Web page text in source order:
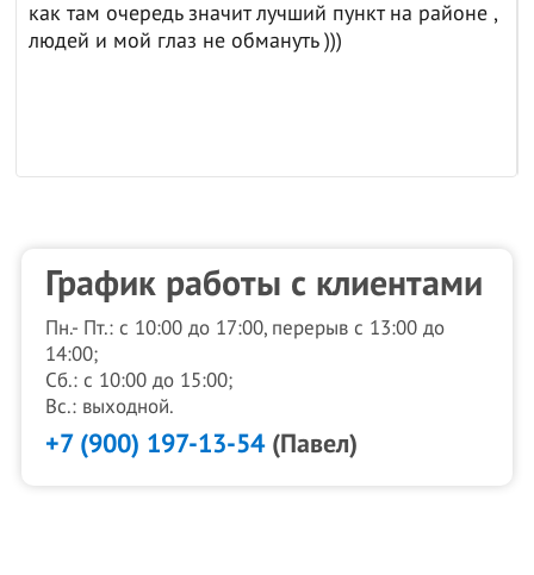
как там очередь значит лучший пункт на районе ,
людей и мой глаз не обмануть )))
График работы с клиентами
Пн.- Пт.: с 10:00 до 17:00, перерыв с 13:00 до
14:00;
Сб.: с 10:00 до 15:00;
Вс.: выходной.
+7 (900) 197-13-54(Павел)